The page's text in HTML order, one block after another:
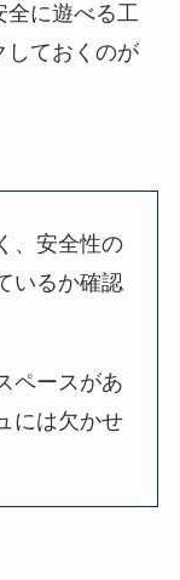
全に遊べる工
しておくのが
、安全性の
いるか確認
ペースがあ
には欠かせ